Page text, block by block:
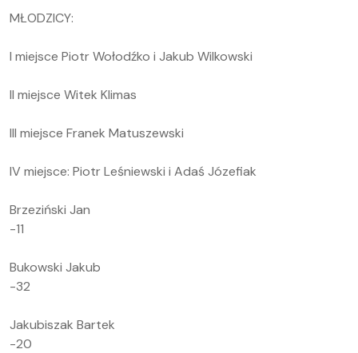
MŁODZICY:
I miejsce Piotr Wołodźko i Jakub Wilkowski
II miejsce Witek Klimas
III miejsce Franek Matuszewski
IV miejsce: Piotr Leśniewski i Adaś Józefiak
Brzeziński Jan
-11
Bukowski Jakub
-32
Jakubiszak Bartek
-20